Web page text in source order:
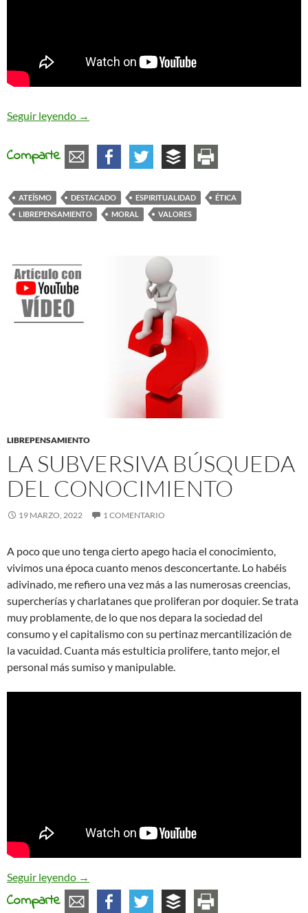
Seguir leyendo Reflexiones (muy terrenales) sobre la
→
Comparte
ATEÍSMO DESTACADO ESPIRITUALIDAD
ÉTICA
LIBREPENSAMIENTO
MORAL VALORES
LIBREPENSAMIENTO
LA SUBVERSIVA BÚSQUEDA
DEL CONOCIMIENTO
19 MARZO, 2022 1 COMENTARIO
A poco que uno tenga cierto apego hacia el conocimiento,
vivimos una época cuanto menos desconcertante. Lo habéis
adivinado, me refiero una vez más a las numerosas creencias,
supercherías y charlatanes que proliferan por doquier. Se trata
muy problamente, de lo que nos depara la sociedad del
consumo y el capitalismo con su pertinaz mercantilización de
la vacuidad. Cuanta más estulticia prolifere, tanto mejor, el
personal más sumiso y manipulable.
Seguir leyendo La subversiva búsqueda del conocimiento
→
Comparte